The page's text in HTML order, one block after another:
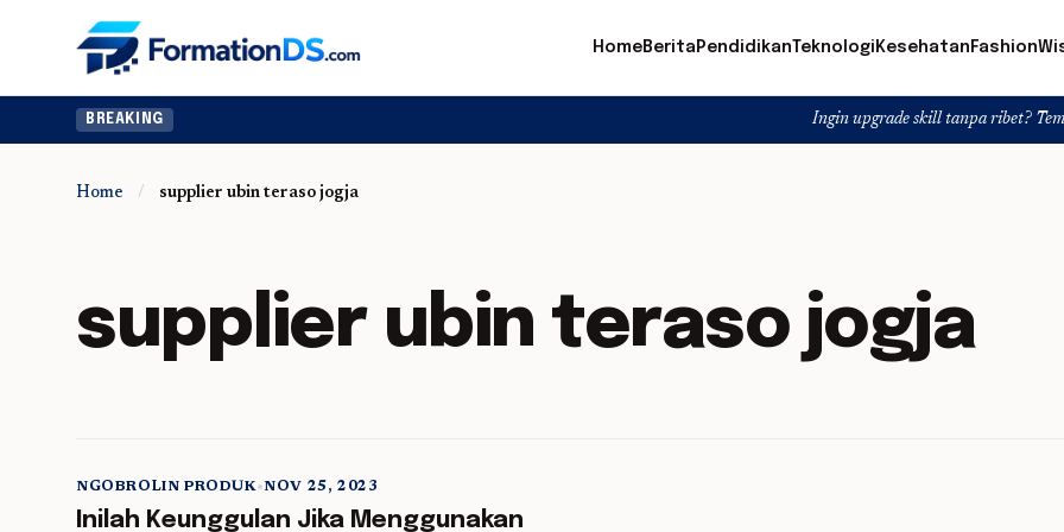
HomeBerita PendidikanTeknologi Kesehatan Fashion
BREAKING Ingin upgrade skill tanpa ribet? Temukan
Home / supplier ubin teraso jogja
supplier ubin teraso jogja
5 min read
NGOBROLIN PRODUK•NOV 25, 2023
Inilah Keunggulan Jika Menggunakan